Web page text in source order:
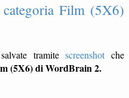
Film (5X6)
salvate tramitescreenshot che
(5X6) di WordBrain 2.